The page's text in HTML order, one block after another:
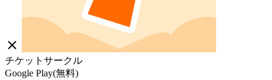
close
チケットサークル
Google Play(無料)